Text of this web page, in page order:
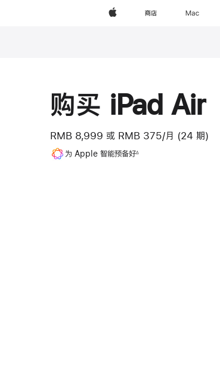
Apple 商店 Mac
购买 iPad Air
RMB 8,999 或 RMB 375/月 (24 期)
为 Apple 智能预备好∆